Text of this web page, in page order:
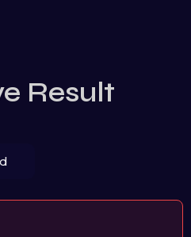
Result